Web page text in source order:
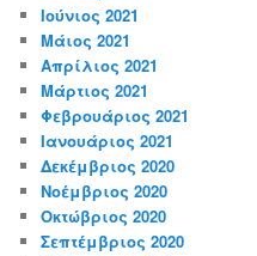
Ιούνιος 2021
Μάιος 2021
Απρίλιος 2021
Μάρτιος 2021
Φεβρουάριος 2021
Ιανουάριος 2021
Δεκέμβριος 2020
Νοέμβριος 2020
Οκτώβριος 2020
Σεπτέμβριος 2020